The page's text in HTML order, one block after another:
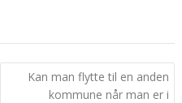
Kan man flytte til en anden
kommune når man er i